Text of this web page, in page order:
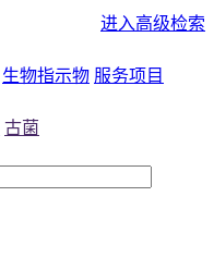
进入高级检索
生物指示物 服务项目
古菌